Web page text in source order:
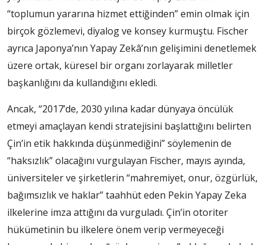
“toplumun yararına hizmet ettiğinden” emin olmak için
birçok gözlemevi, diyalog ve konsey kurmuştu. Fischer
ayrıca Japonya’nın Yapay Zekâ’nın gelişimini denetlemek
üzere ortak, küresel bir organı zorlayarak milletler
başkanlığını da kullandığını ekledi.
Ancak, “2017’de, 2030 yılına kadar dünyaya öncülük
etmeyi amaçlayan kendi stratejisini başlattığını belirten
Çin’in etik hakkında düşünmediğini” söylemenin de
“haksızlık” olacağını vurgulayan Fischer, mayıs ayında,
üniversiteler ve şirketlerin “mahremiyet, onur, özgürlük,
bağımsızlık ve haklar” taahhüt eden Pekin Yapay Zeka
ilkelerine imza attığını da vurguladı. Çin’in otoriter
hükümetinin bu ilkelere önem verip vermeyeceği